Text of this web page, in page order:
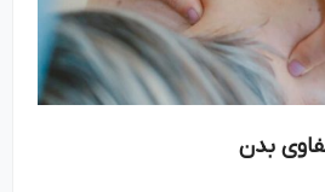
بدن